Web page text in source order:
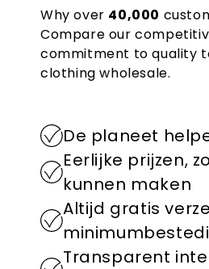
Why over 40,000
Compare our
commitment to quality
clothing wholesale.
De planeet
Eerlijke prijzen,
kunnen maken
Altijd gratis
Transparent